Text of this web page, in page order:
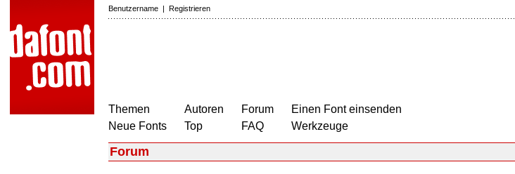
Benutzername | Registrieren
Themen
Neue Fonts
Autoren
Top
Forum
FAQ
Einen Font einsenden
Werkzeuge
Forum